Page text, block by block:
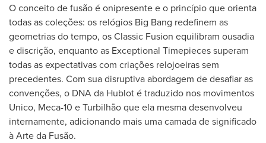
O conceito de fusão é onipresente e o princípio que orienta
todas as coleções: os relógios Big Bang redefinem as
geometrias do tempo, os Classic Fusion equilibram ousadia
e discrição, enquanto as Exceptional Timepieces superam
todas as expectativas com criações relojoeiras sem
precedentes. Com sua disruptiva abordagem de desafiar as
convenções, o DNA da Hublot é traduzido nos movimentos
Unico, Meca-10 e Turbilhão que ela mesma desenvolveu
internamente, adicionando mais uma camada de significado
à Arte da Fusão.